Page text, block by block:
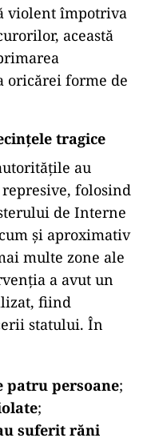
violent împotriva
această
oricărei forme de
tragice
au
folosind
de Interne
și aproximativ
multe zone ale
a avut un
fiind
statului. În
persoane;
;
suferit răni